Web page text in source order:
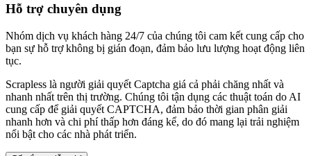
Hỗ trợ chuyên dụng
Nhóm dịch vụ khách hàng 24/7 của chúng tôi cam kết cung cấp cho
bạn sự hỗ trợ không bị gián đoạn, đảm bảo lưu lượng hoạt động liên
tục.
Scrapless là người giải quyết Captcha giá cả phải chăng nhất và
nhanh nhất trên thị trường. Chúng tôi tận dụng các thuật toán do AI
cung cấp để giải quyết CAPTCHA, đảm bảo thời gian phân giải
nhanh hơn và chi phí thấp hơn đáng kể, do đó mang lại trải nghiệm
nổi bật cho các nhà phát triển.